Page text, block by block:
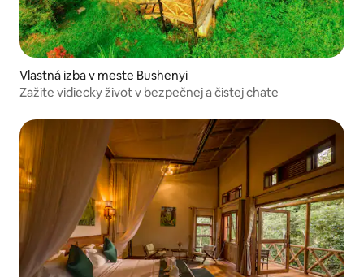
Vlastná izba v meste Bushenyi
Zažite vidiecky život v bezpečnej a čistej chate